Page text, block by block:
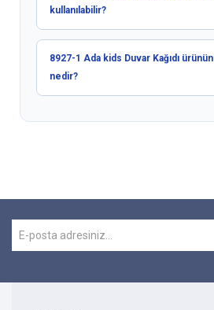
kullanılabilir?
8927-1 Ada kids Duvar Kağıdı
nedir?